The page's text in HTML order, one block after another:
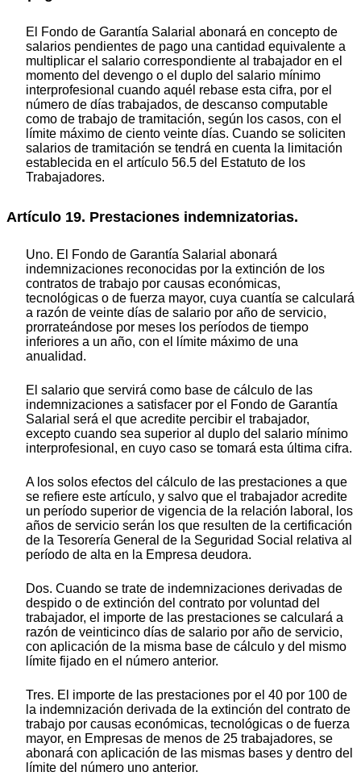
El Fondo de Garantía Salarial abonará en concepto de
salarios pendientes de pago una cantidad equivalente a
multiplicar el salario correspondiente al trabajador en el
momento del devengo o el duplo del salario mínimo
interprofesional cuando aquél rebase esta cifra, por el
número de días trabajados, de descanso computable
como de trabajo de tramitación, según los casos, con el
límite máximo de ciento veinte días. Cuando se soliciten
salarios de tramitación se tendrá en cuenta la limitación
establecida en el artículo 56.5 del Estatuto de los
Trabajadores.
Artículo 19. Prestaciones indemnizatorias.
Uno. El Fondo de Garantía Salarial abonará
indemnizaciones reconocidas por la extinción de los
contratos de trabajo por causas económicas,
tecnológicas o de fuerza mayor, cuya cuantía se calculará
a razón de veinte días de salario por año de servicio,
prorrateándose por meses los períodos de tiempo
inferiores a un año, con el límite máximo de una
anualidad.
El salario que servirá como base de cálculo de las
indemnizaciones a satisfacer por el Fondo de Garantía
Salarial será el que acredite percibir el trabajador,
excepto cuando sea superior al duplo del salario mínimo
interprofesional, en cuyo caso se tomará esta última cifra.
A los solos efectos del cálculo de las prestaciones a que
se refiere este artículo, y salvo que el trabajador acredite
un período superior de vigencia de la relación laboral, los
años de servicio serán los que resulten de la certificación
de la Tesorería General de la Seguridad Social relativa al
período de alta en la Empresa deudora.
Dos. Cuando se trate de indemnizaciones derivadas de
despido o de extinción del contrato por voluntad del
trabajador, el importe de las prestaciones se calculará a
razón de veinticinco días de salario por año de servicio,
con aplicación de la misma base de cálculo y del mismo
límite fijado en el número anterior.
Tres. El importe de las prestaciones por el 40 por 100 de
la indemnización derivada de la extinción del contrato de
trabajo por causas económicas, tecnológicas o de fuerza
mayor, en Empresas de menos de 25 trabajadores, se
abonará con aplicación de las mismas bases y dentro del
límite del número uno anterior.